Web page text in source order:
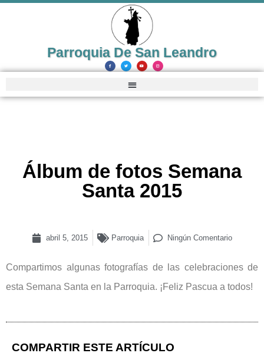
Parroquia De San Leandro
Álbum de fotos Semana
Santa 2015
abril 5, 2015 Parroquia Ningún Comentario
Compartimos algunas fotografías de las celebraciones de
esta Semana Santa en la Parroquia. ¡Feliz Pascua a todos!
COMPARTIR ESTE ARTÍCULO